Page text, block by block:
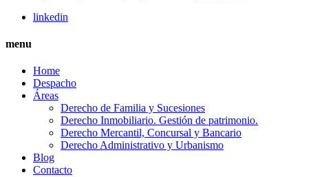
linkedin
menu
Home
Despacho
Áreas
Derecho de Familia y Sucesiones
Derecho Inmobiliario. Gestión de patrimonio.
Derecho Mercantil, Concursal y Bancario
Derecho Administrativo y Urbanismo
Blog
Contacto